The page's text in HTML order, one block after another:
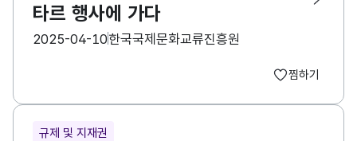
타르 행사에 가다
등록일
2025-04-10수집기관한국국제문화교류진흥원
찜하기
규제 및 지재권